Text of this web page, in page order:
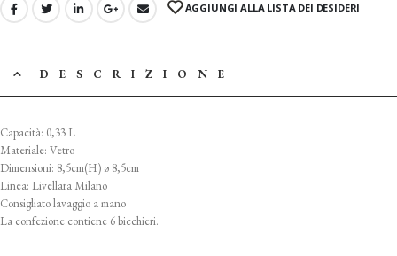
AGGIUNGI ALLA LISTA DEI DESIDERI
DESCRIZIONE
Capacità: 0,33 L
Materiale: Vetro
Dimensioni: 8,5cm(H) ø 8,5cm
Linea: Livellara Milano
Consigliato lavaggio a mano
La confezione contiene 6 bicchieri.